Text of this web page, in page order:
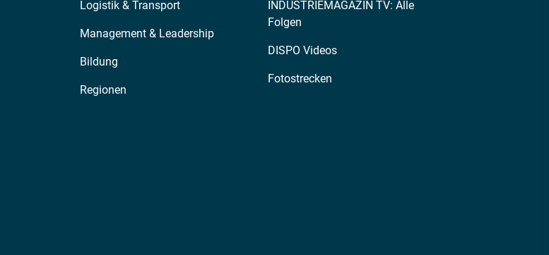
Logistik & Transport
Management & Leadership
Bildung
Regionen
INDUSTRIEMAGAZIN TV: Alle
Folgen
DISPO Videos
Fotostrecken